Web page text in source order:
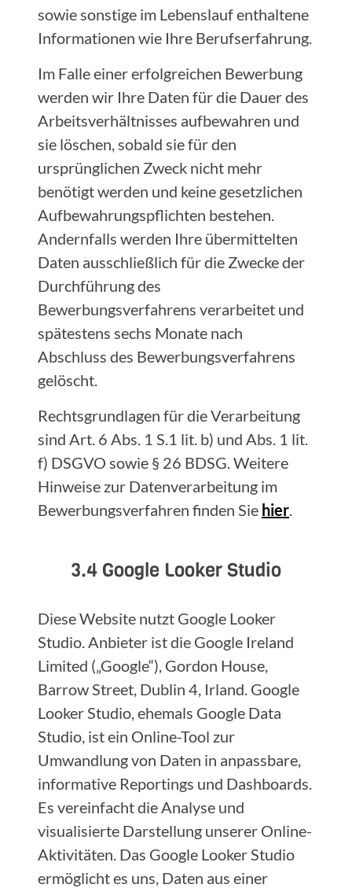
sowie sonstige im Lebenslauf enthaltene
Informationen wie Ihre Berufserfahrung.
Im Falle einer erfolgreichen Bewerbung
werden wir Ihre Daten für die Dauer des
Arbeitsverhältnisses aufbewahren und
sie löschen, sobald sie für den
ursprünglichen Zweck nicht mehr
benötigt werden und keine gesetzlichen
Aufbewahrungspflichten bestehen.
Andernfalls werden Ihre übermittelten
Daten ausschließlich für die Zwecke der
Durchführung des
Bewerbungsverfahrens verarbeitet und
spätestens sechs Monate nach
Abschluss des Bewerbungsverfahrens
gelöscht.
Rechtsgrundlagen für die Verarbeitung
sind Art. 6 Abs. 1 S.1 lit. b) und Abs. 1 lit.
f) DSGVO sowie § 26 BDSG. Weitere
Hinweise zur Datenverarbeitung im
Bewerbungsverfahren finden Sie hier.
3.4 Google Looker Studio
Diese Website nutzt Google Looker
Studio. Anbieter ist die Google Ireland
Limited („Google“), Gordon House,
Barrow Street, Dublin 4, Irland. Google
Looker Studio, ehemals Google Data
Studio, ist ein Online-Tool zur
Umwandlung von Daten in anpassbare,
informative Reportings und Dashboards.
Es vereinfacht die Analyse und
visualisierte Darstellung unserer Online-
Aktivitäten. Das Google Looker Studio
ermöglicht es uns, Daten aus einer